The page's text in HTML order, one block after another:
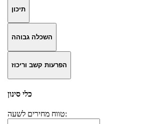
תיכון
השכלה גבוהה
הפרעות קשב וריכוז
כלי סינון
טווח מחירים לשעה: